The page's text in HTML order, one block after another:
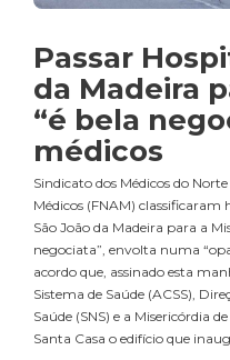
Passar
da Madeira
“é bela
médicos
Sindicato dos Médicos do
Médicos (FNAM) classificaram
São João da Madeira para a
negociata”, envolta numa
acordo que, assinado esta
Sistema de Saúde (ACSS),
Saúde (SNS) e a Misericórdia
Santa Casa o edifício que